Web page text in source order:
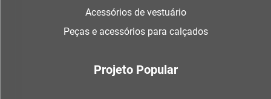
Acessórios de vestuário
Peças e acessórios para calçados
Projeto Popular